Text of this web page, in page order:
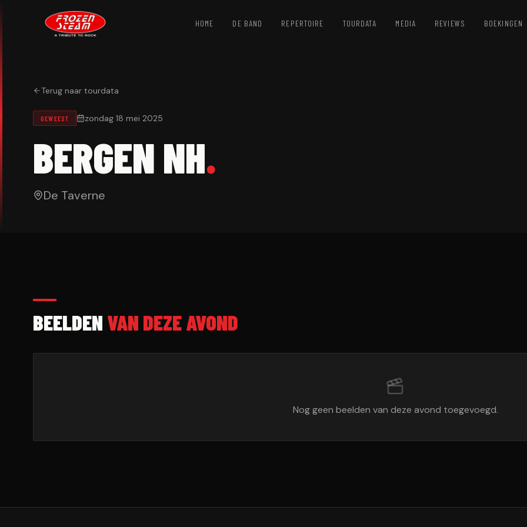
HOME DE BAND REPERTOIRE TOURDATA MEDIA REVIEWS BOEKINGEN
Terug naar tourdata
GEWEEST zondag 18 mei 2025
BERGEN NH.
De Taverne
BEELDEN VAN DEZE AVOND
Nog geen beelden van deze avond toegevoegd.